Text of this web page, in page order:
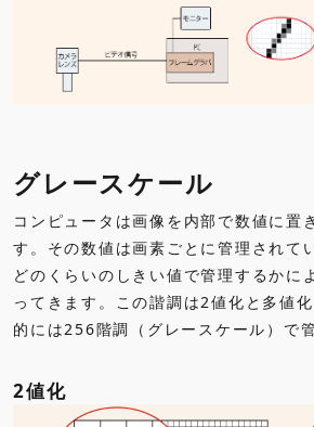
グレースケール
コンピュータは画像を内部で数値に置
す。その数値は画素ごとに管理されて
どのくらいのしきい値で管理するかに
ってきます。この諧調は2値化と多値
的には256階調（グレースケール）で
2値化